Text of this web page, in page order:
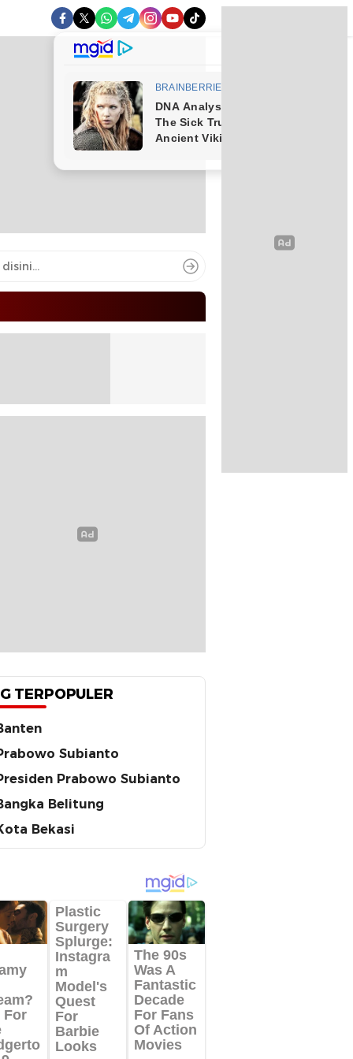
TERPOPULER
Subianto
Prabowo Subianto
Belitung
Bekasi